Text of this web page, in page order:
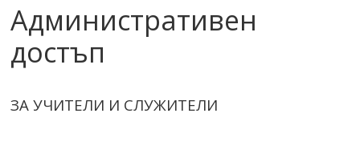
Административен
достъп
ЗА УЧИТЕЛИ И СЛУЖИТЕЛИ